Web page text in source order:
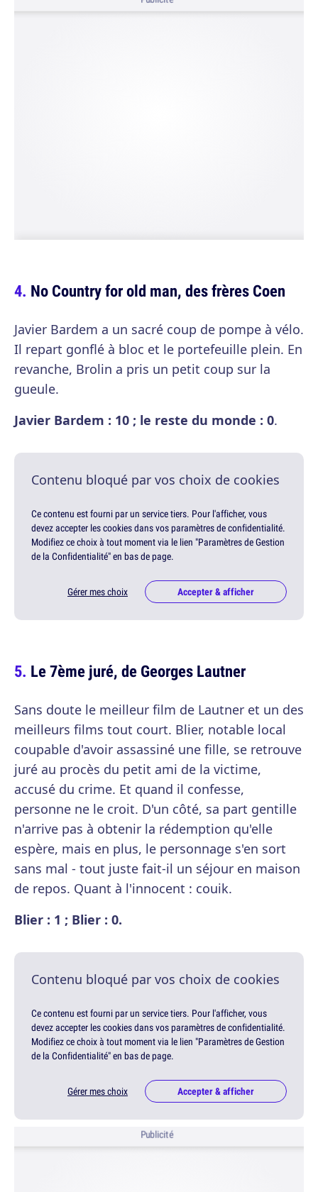
No Country for old man, des frères Coen
Javier Bardem a un sacré coup de pompe à vélo.
Il repart gonflé à bloc et le portefeuille plein. En
revanche, Brolin a pris un petit coup sur la
gueule.
Javier Bardem : 10 ; le reste du monde : 0.
Contenu bloqué par vos choix de cookies
Ce contenu est fourni par un service tiers. Pour l'afficher, vous
devez accepter les cookies dans vos paramètres de confidentialité.
Modifiez ce choix à tout moment via le lien "Paramètres de Gestion
de la Confidentialité" en bas de page.
Gérer mes choix Accepter & afficher
Le 7ème juré, de Georges Lautner
Sans doute le meilleur film de Lautner et un des
meilleurs films tout court. Blier, notable local
coupable d'avoir assassiné une fille, se retrouve
juré au procès du petit ami de la victime,
accusé du crime. Et quand il confesse,
personne ne le croit. D'un côté, sa part gentille
n'arrive pas à obtenir la rédemption qu'elle
espère, mais en plus, le personnage s'en sort
sans mal - tout juste fait-il un séjour en maison
de repos. Quant à l'innocent : couik.
Blier : 1 ; Blier : 0.
Contenu bloqué par vos choix de cookies
Ce contenu est fourni par un service tiers. Pour l'afficher, vous
devez accepter les cookies dans vos paramètres de confidentialité.
Modifiez ce choix à tout moment via le lien "Paramètres de Gestion
de la Confidentialité" en bas de page.
Gérer mes choix Accepter & afficher
Publicité